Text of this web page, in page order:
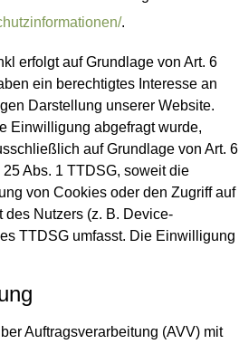
.
erfolgt auf Grundlage von Art. 6
ein berechtigtes Interesse an
Darstellung unserer Website.
Einwilligung abgefragt wurde,
auf Grundlage von Art. 6
Abs. 1 TTDSG, soweit die
von Cookies oder den Zugriff auf
des Nutzers (z. B. Device-
TTDSG umfasst. Die Einwilligung
Auftragsverarbeitung (AVV) mit